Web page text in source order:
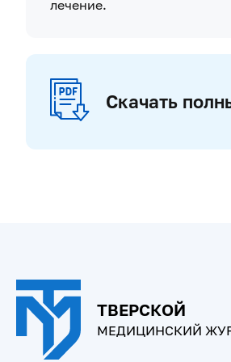
лечение.
Скачать
ТВЕРСКОЙ
МЕДИЦИНСКИЙ